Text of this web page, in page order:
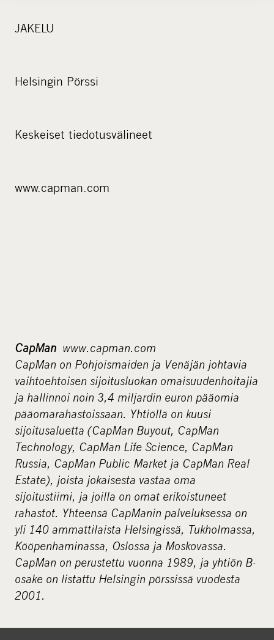
JAKELU
Helsingin Pörssi
Keskeiset tiedotusvälineet
www.capman.com
CapMan www.capman.com
CapMan on Pohjoismaiden ja Venäjän johtavia
vaihtoehtoisen sijoitusluokan omaisuudenhoitajia
ja hallinnoi noin 3,4 miljardin euron pääomia
pääomarahastoissaan. Yhtiöllä on kuusi
sijoitusaluetta (CapMan Buyout, CapMan
Technology, CapMan Life Science, CapMan
Russia, CapMan Public Market ja CapMan Real
Estate), joista jokaisesta vastaa oma
sijoitustiimi, ja joilla on omat erikoistuneet
rahastot. Yhteensä CapManin palveluksessa on
yli 140 ammattilaista Helsingissä, Tukholmassa,
Kööpenhaminassa, Oslossa ja Moskovassa.
CapMan on perustettu vuonna 1989, ja yhtiön B-
osake on listattu Helsingin pörssissä vuodesta
2001.